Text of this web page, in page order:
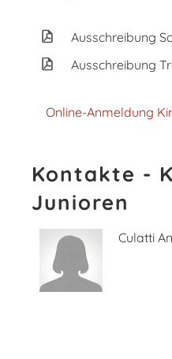
Ausschreibung
Ausschreibung
Online-Anmeldung
Kontakte -
Junioren
Culatti